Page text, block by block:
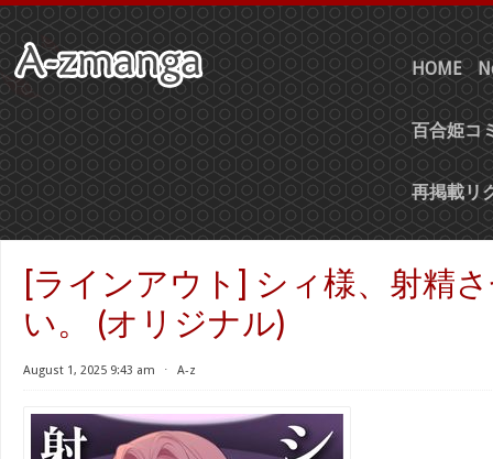
HOME
百合姫コ
再掲載リ
[ラインアウト] シィ様、射精
い。 (オリジナル)
August 1, 2025 9:43 am ⋅ A-z